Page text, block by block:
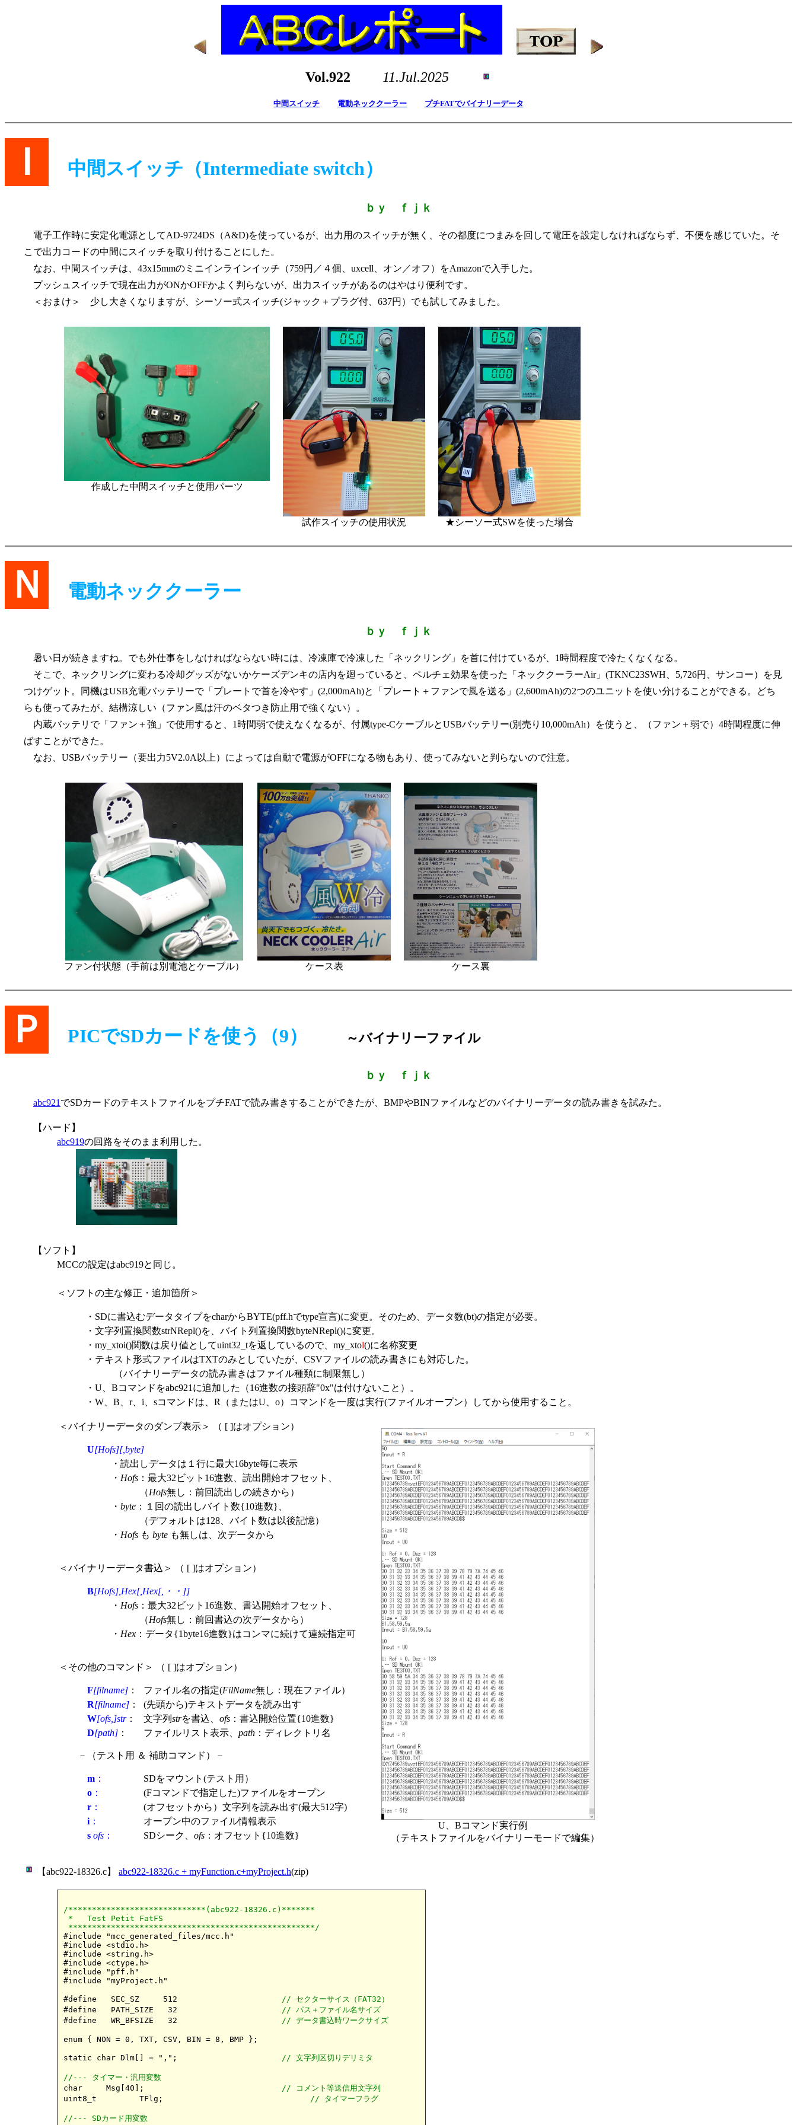
Vol.922 11.Jul.2025
中間スイッチ 電動ネッククーラー プチFATでバイナリーデータ
Ｉ 中間スイッチ（Intermediate switch）
ｂｙ ｆｊｋ
電子工作時に安定化電源としてAD-9724DS（A&D)を使っているが、出力用のスイッチが無く、その都度につまみを回して電圧を設定しなければならず、不便を感じていた。そ
こで出力コードの中間にスイッチを取り付けることにした。
なお、中間スイッチは、43x15mmのミニインラインイッチ（759円／４個、uxcell、オン／オフ）をAmazonで入手した。
プッシュスイッチで現在出力がONかOFFかよく判らないが、出力スイッチがあるのはやはり便利です。
＜おまけ＞ 少し大きくなりますが、シーソー式スイッチ(ジャック＋プラグ付、637円）でも試してみました。
作成した中間スイッチと使用パーツ
試作スイッチの使用状況 ★シーソー式SWを使った場合
Ｎ 電動ネッククーラー
ｂｙ ｆｊｋ
暑い日が続きますね。でも外仕事をしなければならない時には、冷凍庫で冷凍した「ネックリング」を首に付けているが、1時間程度で冷たくなくなる。
そこで、ネックリングに変わる冷却グッズがないかケーズデンキの店内を廻っていると、ペルチェ効果を使った「ネッククーラーAir」(TKNC23SWH、5,726円、サンコー）を見
つけゲット。同機はUSB充電バッテリーで「プレートで首を冷やす」(2,000mAh)と「プレート＋ファンで風を送る」(2,600mAh)の2つのユニットを使い分けることができる。どち
らも使ってみたが、結構涼しい（ファン風は汗のベタつき防止用で強くない）。
内蔵バッテリで「ファン＋強」で使用すると、1時間弱で使えなくなるが、付属type-CケーブルとUSBバッテリー(別売り10,000mAh）を使うと、（ファン＋弱で）4時間程度に伸
ばすことができた。
なお、USBバッテリー（要出力5V2.0A以上）によっては自動で電源がOFFになる物もあり、使ってみないと判らないので注意。
ファン付状態（手前は別電池とケーブル） ケース表 ケース裏
Ｐ PICでSDカードを使う（9） ～バイナリーファイル
ｂｙ ｆｊｋ
abc921 でSDカードのテキストファイルをプチFATで読み書きすることができたが、BMPやBINファイルなどのバイナリーデータの読み書きを試みた。
【ハード】
abc919の回路をそのまま利用した。
【ソフト】
MCCの設定はabc919と同じ。
＜ソフトの主な修正・追加箇所＞
・SDに書込むデータタイプをcharからBYTE(pff.hでtype宣言)に変更。そのため、データ数(bt)の指定が必要。
・文字列置換関数strNRepl()を、バイト列置換関数byteNRepl()に変更。
・my_xtoi()関数は戻り値としてuint32_tを返しているので、my_xtol()に名称変更
・テキスト形式ファイルはTXTのみとしていたが、CSVファイルの読み書きにも対応した。
（バイナリーデータの読み書きはファイル種類に制限無し）
・U、Bコマンドをabc921に追加した（16進数の接頭辞"0x"は付けないこと）。
・W、B、r、i、sコマンドは、R（またはU、o）コマンドを一度は実行(ファイルオープン）してから使用すること。
＜バイナリーデータのダンプ表示＞ （ [ ]はオプション）
U[Hofs][,byte]
・読出しデータは１行に最大16byte毎に表示
・ Hofs ：最大32ビット16進数、読出開始オフセット、
（Hofs無し：前回読出しの続きから）
・ byte ：１回の読出しバイト数{10進数}、
（デフォルトは128、バイト数は以後記憶）
・ Hofs も byte も無しは、次データから
＜バイナリーデータ書込＞ （ [ ]はオプション）
B[Hofs],Hex[,Hex[,・・]]
・ Hofs ：最大32ビット16進数、書込開始オフセット、
（Hofs無し：前回書込の次データから）
・ Hex ：データ{1byte16進数}はコンマに続けて連続指定可
＜その他のコマンド＞ （ [ ]はオプション）
F[filname] ： ファイル名の指定(FilName無し：現在ファイル）
R[filname] ：
(先頭から)テキストデータを読み出す
W[ofs,]str： 文字列strを書込、ofs ：書込開始位置{10進数}
D[path] ： ファイルリスト表示、path ：ディレクトリ名
－（テスト用 ＆ 補助コマンド）－
m ：
SDをマウント(テスト用）
o ：
(Fコマンドで指定した)ファイルをオープン
r ：
(オフセットから）文字列を読み出す(最大512字)
i ：
オープン中のファイル情報表示
s ofs ： SDシーク、ofs ：オフセット{10進数}
U、Bコマンド実行例
（テキストファイルをバイナリーモードで編集）
【abc922-18326.c】 abc922-18326.c + myFunction.c+myProject.h(zip)
/*****************************(abc922-18326.c)*******
*   Test Petit FatFS
****************************************************/
#include "mcc_generated_files/mcc.h"
#include <stdio.h>
#include <string.h>
#include <ctype.h>
#include "pff.h"
#include "myProject.h"
#define   SEC_SZ     512 // セクターサイス（FAT32）
#define   PATH_SIZE   32 // パス＋ファイル名サイズ
#define   WR_BFSIZE   32 // データ書込時ワークサイズ
enum { NON = 0, TXT, CSV, BIN = 8, BMP };
static char Dlm[] = ","; // 文字列区切りデリミタ
//--- タイマー・汎用変数
char     Msg[40]; // コメント等送信用文字列
uint8_t  	TFlg; // タイマーフラグ
//--- SDカード用変数